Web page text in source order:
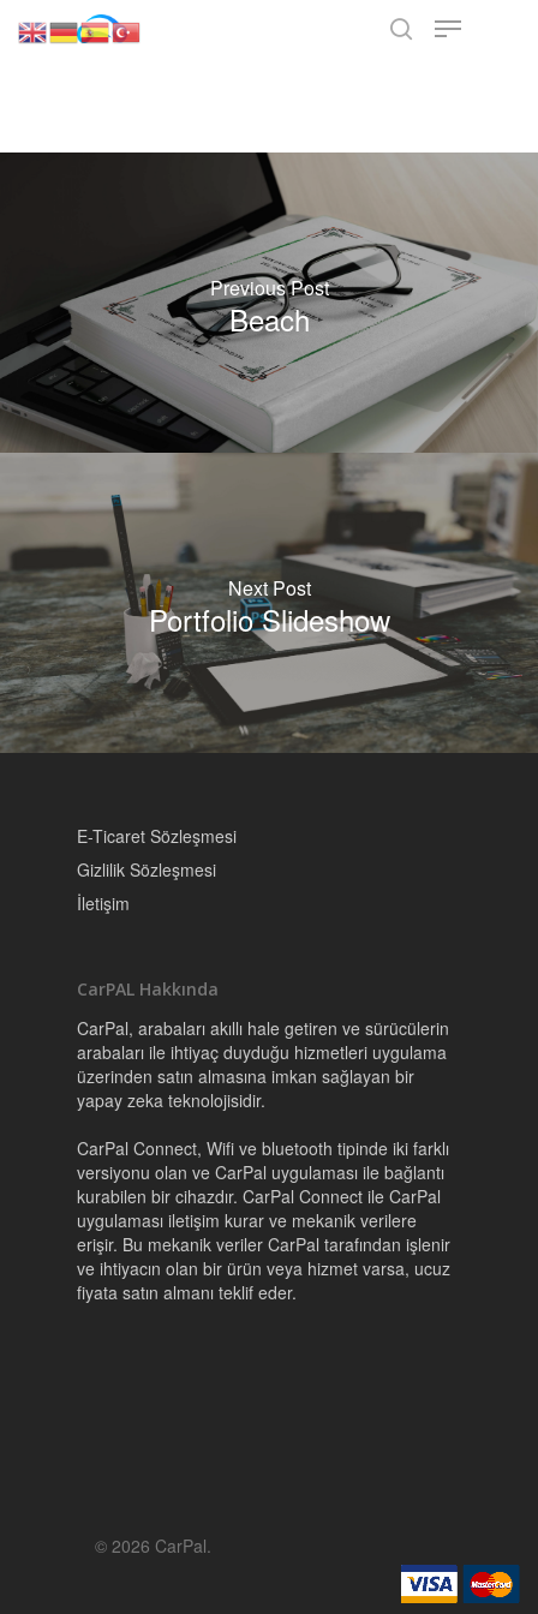
Hit enter to search or ESC to close
Previous Post
Beach
Next Post
Portfolio Slideshow
E-Ticaret Sözleşmesi
Gizlilik Sözleşmesi
İletişim
CarPAL Hakkında
CarPal, arabaları akıllı hale getiren ve sürücülerin
arabaları ile ihtiyaç duyduğu hizmetleri uygulama
üzerinden satın almasına imkan sağlayan bir
yapay zeka teknolojisidir.
CarPal Connect, Wifi ve bluetooth tipinde iki farklı
versiyonu olan ve CarPal uygulaması ile bağlantı
kurabilen bir cihazdır. CarPal Connect ile CarPal
uygulaması iletişim kurar ve mekanik verilere
erişir. Bu mekanik veriler CarPal tarafından işlenir
ve ihtiyacın olan bir ürün veya hizmet varsa, ucuz
fiyata satın almanı teklif eder.
© 2026 CarPal.
Merhaba
Çözümler
FleetPAL
InsurPAL
FixPAL
Endüstriyel
Uygulamalar
SSS
Nasıl Çalışır